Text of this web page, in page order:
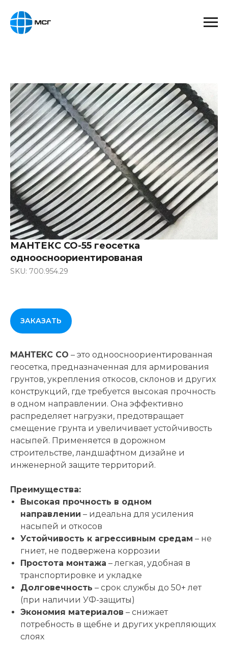
МАНТЕКС СО-55 геосетка
одноосноориентированая
SKU: 700.954.29
ЗАКАЗАТЬ
МАНТЕКС СО – это одноосноориентированная
геосетка, предназначенная для армирования
грунтов, укрепления откосов, склонов и других
конструкций, где требуется высокая прочность
в одном направлении. Она эффективно
распределяет нагрузки, предотвращает
смещение грунта и увеличивает устойчивость
насыпей. Применяется в дорожном
строительстве, ландшафтном дизайне и
инженерной защите территорий.
Преимущества:
Высокая прочность в одном
направлении – идеальна для усиления
насыпей и откосов
Устойчивость к агрессивным средам – не
гниет, не подвержена коррозии
Простота монтажа – легкая, удобная в
транспортировке и укладке
Долговечность – срок службы до 50+ лет
(при наличии УФ-защиты)
Экономия материалов – снижает
потребность в щебне и других укрепляющих
слоях